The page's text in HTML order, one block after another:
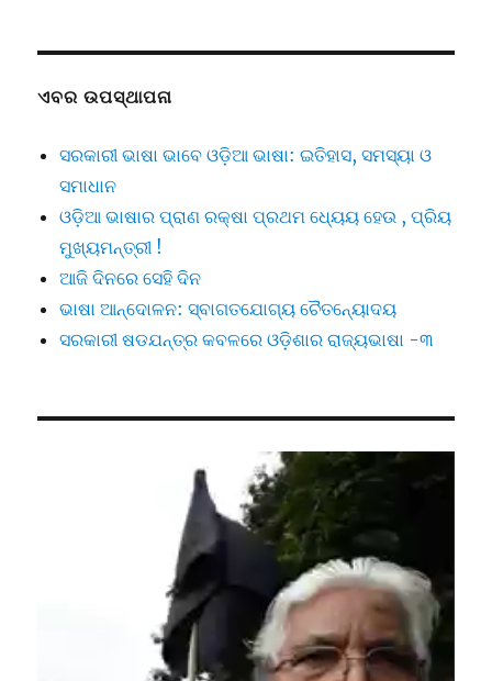
ଏବର ଉପସ୍ଥାପନା
ସରକାରୀ ଭାଷା ଭାବେ ଓଡ଼ିଆ ଭାଷା: ଇତିହାସ, ସମସ୍ୟା ଓ
ସମାଧାନ
ଓଡ଼ିଆ ଭାଷାର ପ୍ରାଣ ରକ୍ଷା ପ୍ରଥମ ଧ୍ୟେୟ ହେଉ , ପ୍ରିୟ
ମୁଖ୍ୟମନ୍ତ୍ରୀ !
ଆଜି ଦିନରେ ସେହି ଦିନ
ଭାଷା ଆନ୍ଦୋଳନ: ସ୍ବାଗତଯୋଗ୍ୟ ଚୈତନ୍ୟୋଦୟ
ସରକାରୀ ଷଡଯନ୍ତ୍ର କବଳରେ ଓଡ଼ିଶାର ରାଜ୍ୟଭାଷା -୩